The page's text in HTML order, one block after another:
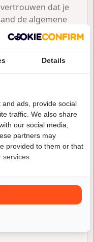
dat je
de algemene
remhendel en
bij de
de proefrit wil je
corrigeren.
zijn (zoals ABS
dan of alles
en of er geen
extra elektronica
goede
Details
ads, provide social
traffic. We also share
our social media,
partners may
provided to them or that